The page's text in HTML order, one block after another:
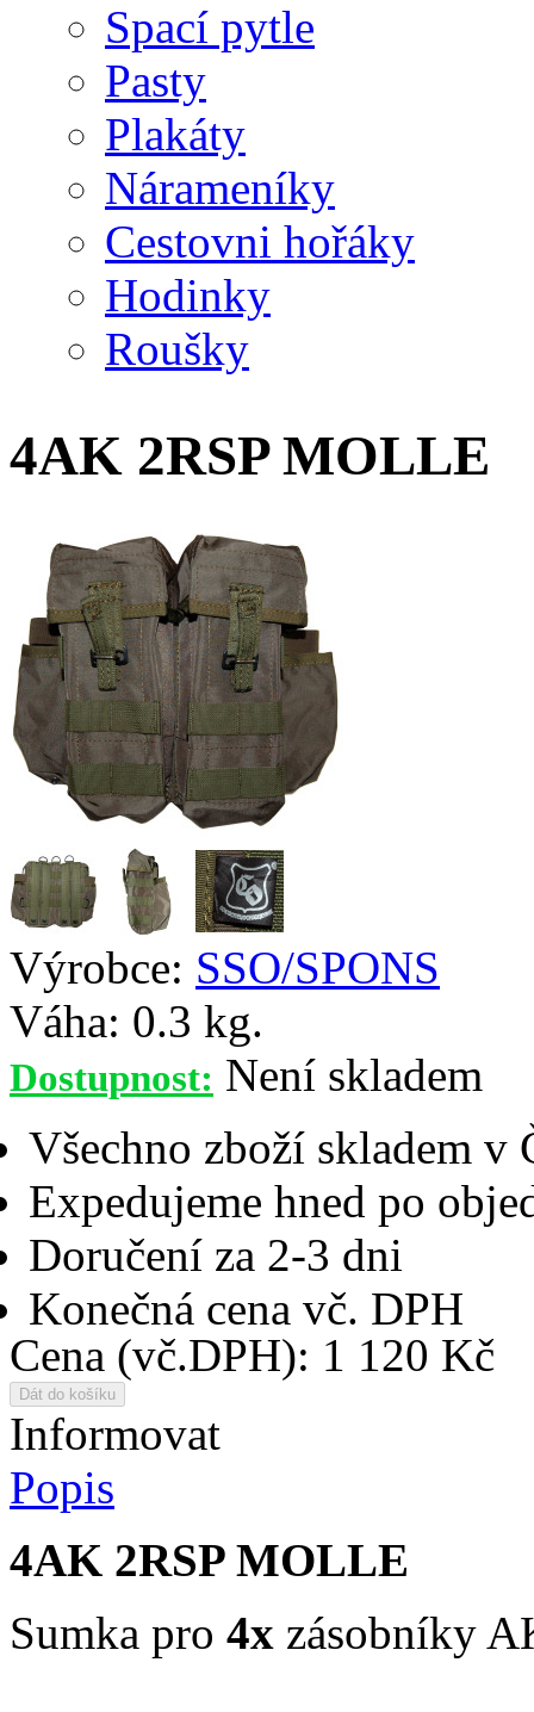
Spací pytle
Pasty
Plakáty
Nárameníky
Cestovni hořáky
Hodinky
Roušky
4AK 2RSP MOLLE
Výrobce: SSO/SPONS
Váha: 0.3 kg.
Dostupnost: Není skladem
Všechno zboží skladem v
Expedujeme hned po
Doručení za 2-3 dni
Konečná cena vč. DPH
Cena (vč.DPH): 1 120 Kč
Informovat
Popis
4AK 2RSP MOLLE
Sumka pro 4x zásobníky